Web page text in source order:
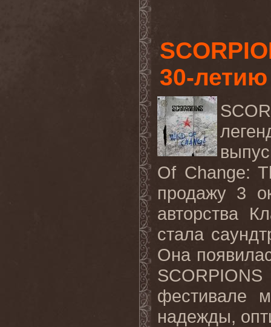
30-
Of Change:
продажу 3
авторства
стала
Она
фестивале
надежды,